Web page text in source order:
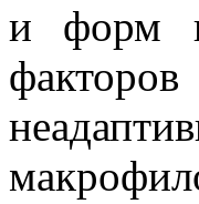
и форм